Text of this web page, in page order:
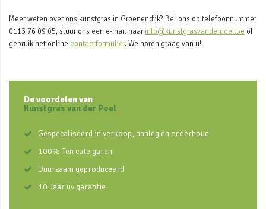
Meer weten over ons kunstgras in Groenendijk? Bel ons op telefoonnummer
0113 76 09 05, stuur ons een e-mail naarinfo@kunstgrasvanderpoel.be of
gebruik het online contactformulier. We horen graag van u!
De voordelen van
Kunstgras van der Poel
Gespecaliseerd in verkoop, aanleg en onderhoud
100% Ten cate garen
Duurzaam geproduceerd
10 Jaar uv garantie